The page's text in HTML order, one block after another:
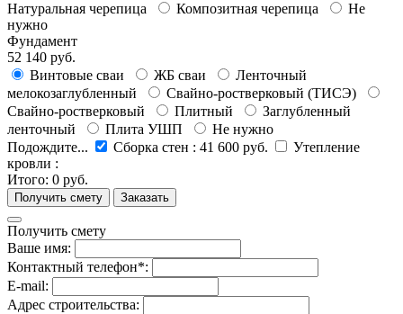
Натуральная черепица
Композитная черепица
Не
нужно
Фундамент
52 140 руб.
Винтовые сваи
ЖБ сваи
Ленточный
мелокозаглубленный
Свайно-ростверковый (ТИСЭ)
Свайно-ростверковый
Плитный
Заглубленный
ленточный
Плита УШП
Не нужно
Подождите...
Сборка стен : 41 600 руб.
Утепление
кровли :
Итого: 0 руб.
Получить смету
Ваше имя:
Контактный телефон*:
E-mail:
Адрес строительства: